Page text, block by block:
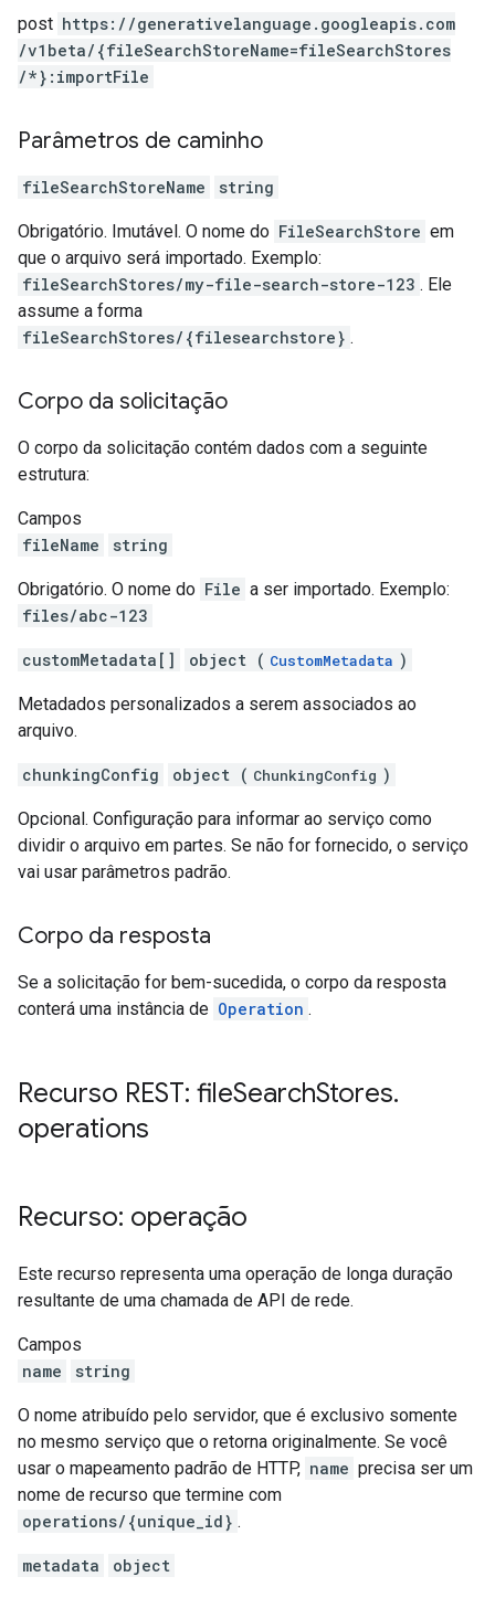
post https: / /generativelanguage.googleapis.com
/v1beta/{fileSearchStoreName=fileSearchStores
/*}:importFile
Parâmetros de caminho
fileSearchStoreName string
Obrigatório. Imutável. O nome do FileSearchStore em
que o arquivo será importado. Exemplo:
fileSearchStores/my-file-search-store-123 . Ele
assume a forma
fileSearchStores/{filesearchstore} .
Corpo da solicitação
O corpo da solicitação contém dados com a seguinte
estrutura:
Campos
fileName
string
Obrigatório. O nome do File a ser importado. Exemplo:
files/abc-123
customMetadata[] object ( CustomMetadata )
Metadados personalizados a serem associados ao
arquivo.
chunkingConfig object ( ChunkingConfig )
Opcional. Configuração para informar ao serviço como
dividir o arquivo em partes. Se não for fornecido, o serviço
vai usar parâmetros padrão.
Corpo da resposta
Se a solicitação for bem-sucedida, o corpo da resposta
conterá uma instância de Operation .
Recurso REST: fileSearchStores.
operations
Recurso: operação
Este recurso representa uma operação de longa duração
resultante de uma chamada de API de rede.
Campos
name
string
O nome atribuído pelo servidor, que é exclusivo somente
no mesmo serviço que o retorna originalmente. Se você
usar o mapeamento padrão de HTTP, name precisa ser um
nome de recurso que termine com
operations/{unique_id} .
metadata object